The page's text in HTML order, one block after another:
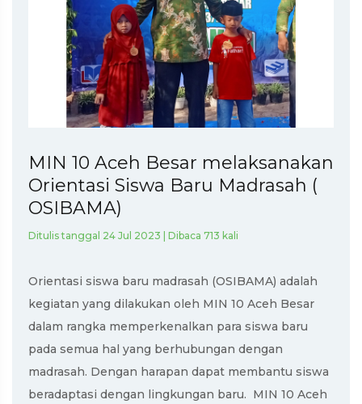
MIN 10 Aceh Besar melaksanakan
Orientasi Siswa Baru Madrasah (
OSIBAMA)
Ditulis tanggal 24 Jul 2023 | Dibaca 713 kali
Orientasi siswa baru madrasah (OSIBAMA) adalah
kegiatan yang dilakukan oleh MIN 10 Aceh Besar
dalam rangka memperkenalkan para siswa baru
pada semua hal yang berhubungan dengan
madrasah. Dengan harapan dapat membantu siswa
beradaptasi dengan lingkungan baru. MIN 10 Aceh